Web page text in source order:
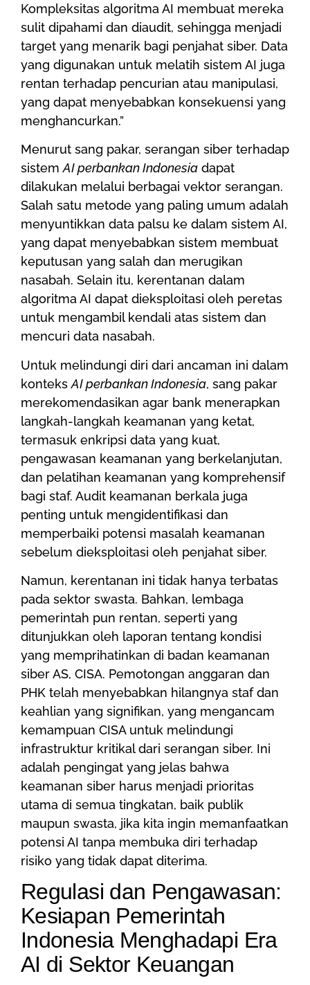
Kompleksitas algoritma AI membuat mereka
sulit dipahami dan diaudit, sehingga menjadi
target yang menarik bagi penjahat siber. Data
yang digunakan untuk melatih sistem AI juga
rentan terhadap pencurian atau manipulasi,
yang dapat menyebabkan konsekuensi yang
menghancurkan.”
Menurut sang pakar, serangan siber terhadap
sistemAI perbankan Indonesia dapat
dilakukan melalui berbagai vektor serangan.
Salah satu metode yang paling umum adalah
menyuntikkan data palsu ke dalam sistem AI,
yang dapat menyebabkan sistem membuat
keputusan yang salah dan merugikan
nasabah. Selain itu, kerentanan dalam
algoritma AI dapat dieksploitasi oleh peretas
untuk mengambil kendali atas sistem dan
mencuri data nasabah.
Untuk melindungi diri dari ancaman ini dalam
konteksAI perbankan Indonesia, sang pakar
merekomendasikan agar bank menerapkan
langkah-langkah keamanan yang ketat,
termasuk enkripsi data yang kuat,
pengawasan keamanan yang berkelanjutan,
dan pelatihan keamanan yang komprehensif
bagi staf. Audit keamanan berkala juga
penting untuk mengidentifikasi dan
memperbaiki potensi masalah keamanan
sebelum dieksploitasi oleh penjahat siber.
Namun, kerentanan ini tidak hanya terbatas
pada sektor swasta. Bahkan, lembaga
pemerintah pun rentan, seperti yang
ditunjukkan oleh laporan tentang kondisi
yang memprihatinkan di badan keamanan
siber AS, CISA. Pemotongan anggaran dan
PHK telah menyebabkan hilangnya staf dan
keahlian yang signifikan, yang mengancam
kemampuan CISA untuk melindungi
infrastruktur kritikal dari serangan siber. Ini
adalah pengingat yang jelas bahwa
keamanan siber harus menjadi prioritas
utama di semua tingkatan, baik publik
maupun swasta, jika kita ingin memanfaatkan
potensi AI tanpa membuka diri terhadap
risiko yang tidak dapat diterima.
Regulasi dan Pengawasan:
Kesiapan Pemerintah
Indonesia Menghadapi Era
AI di Sektor Keuangan